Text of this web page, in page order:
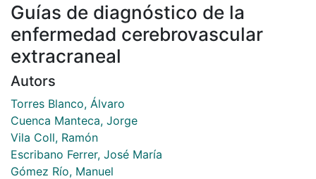
Guías de diagnóstico de la
enfermedad cerebrovascular
extracraneal
Autors
Torres Blanco, Álvaro
Cuenca Manteca, Jorge
Vila Coll, Ramón
Escribano Ferrer, José María
Gómez Río, Manuel